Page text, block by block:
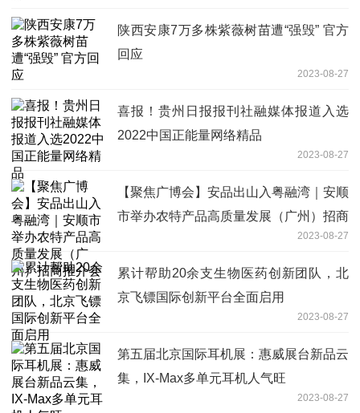
陕西安康7万多株紫薇树苗遭“强毁” 官方
回应
2023-08-27
喜报！贵州日报报刊社融媒体报道入选
2022中国正能量网络精品
2023-08-27
【聚焦广博会】安品出山入粤融湾｜安顺
市举办农特产品高质量发展（广州）招商
2023-08-27
累计帮助20余支生物医药创新团队，北
京飞镖国际创新平台全面启用
2023-08-27
第五届北京国际耳机展：惠威展台新品云
集，IX-Max多单元耳机人气旺
2023-08-27